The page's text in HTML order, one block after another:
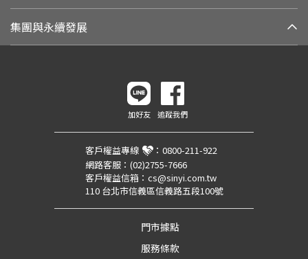
集團與永續發展
加好友 追蹤我們
客戶權益專線 ： 0800-211-922
網路客服： (02)2755-7666
客戶權益信箱： cs@sinyi.com.tw
110 台北市信義區信義路五段100號
門市據點
服務條款